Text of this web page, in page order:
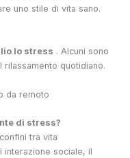
uno stile di vita sano.
lo stress . Alcuni sono
quotidiano.
da remoto
di stress?
tra vita
interazione sociale, il